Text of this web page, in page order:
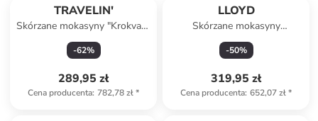
TRAVELIN'
Skórzane mokasyny "Krokvag"
w kolorze granatowym
-62%
289,95 zł
Cena producenta: 782,78 zł*
LLOYD
Skórzane mokasyny
"Gladstone" w kolorze
brązowym
-50%
319,95 zł
Cena producenta: 652,07 zł*